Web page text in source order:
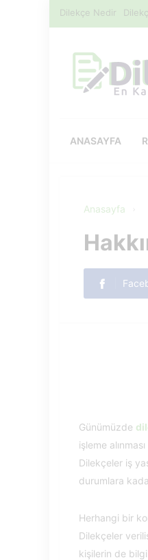
Dilekçe Nedir
ANASAYFA
Anasayfa
Günümüzde
işleme
Dilekçeler iş
durumlara
Herhangi bir
Dilekçeler
kişilerin de